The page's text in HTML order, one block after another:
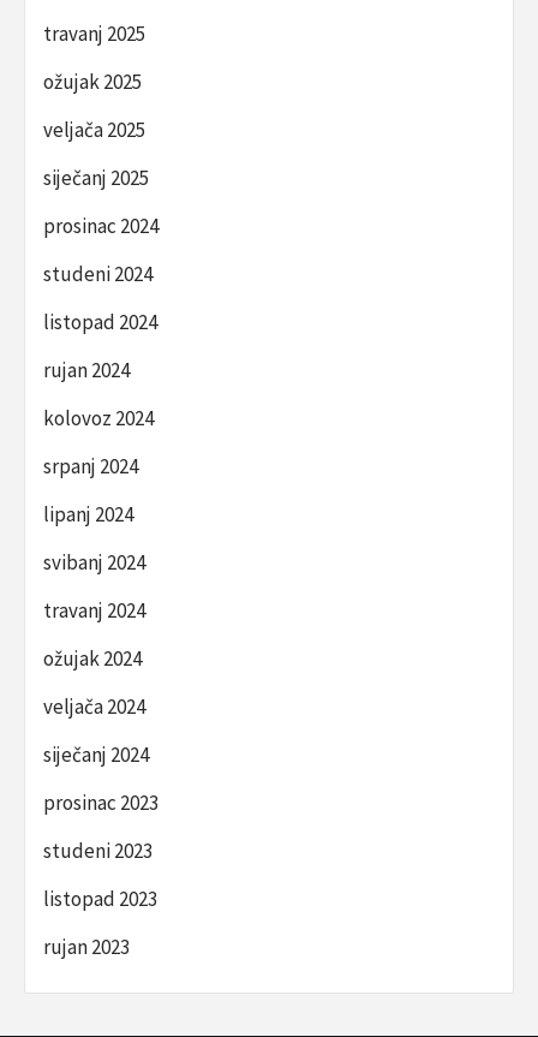
travanj 2025
ožujak 2025
veljača 2025
siječanj 2025
prosinac 2024
studeni 2024
listopad 2024
rujan 2024
kolovoz 2024
srpanj 2024
lipanj 2024
svibanj 2024
travanj 2024
ožujak 2024
veljača 2024
siječanj 2024
prosinac 2023
studeni 2023
listopad 2023
rujan 2023